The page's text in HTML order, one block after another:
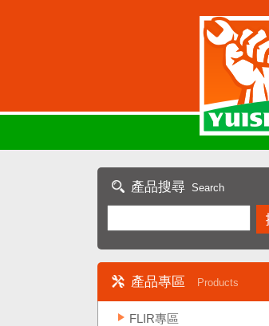
產品搜尋 Search
產品專區 Products
FLIR專區